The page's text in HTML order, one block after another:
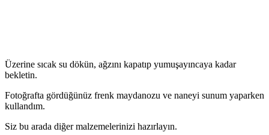
Üzerine sıcak su dökün, ağzını kapatıp yumuşayıncaya kadar
bekletin.
Fotoğrafta gördüğünüz frenk maydanozu ve naneyi sunum yaparken
kullandım.
Siz bu arada diğer malzemelerinizi hazırlayın.